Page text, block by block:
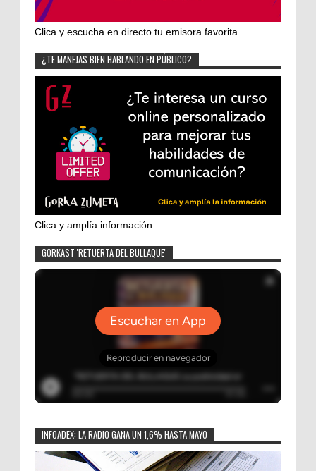
Clica y escucha en directo tu emisora favorita
¿TE MANEJAS BIEN HABLANDO EN PÚBLICO?
Clica y amplía información
GORKAST 'RETUERTA DEL BULLAQUE'
INFOADEX: LA RADIO GANA UN 1,6% HASTA MAYO